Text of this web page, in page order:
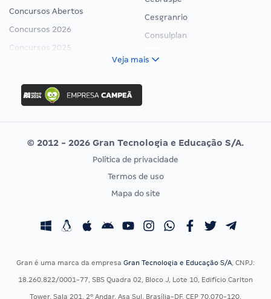
Concursos Abertos
Concursos 2026
Concursos 2025
Concurso Ibama
Concurso MPU
Editais publicados
Cesgranrio
Consulplan
Vunesp
CONCURSOS POR PROFISSÃO
Concursos Fiscais
Concursos Saúde
EXAME DE ORDEM
Calendário OAB
Veja mais
© 2012 - 2026 Gran Tecnologia e Educação S/A.
Política de privacidade
Termos de uso
Mapa do site
Gran é uma marca da empresa Gran Tecnologia e Educação S/A, CNPJ:
18.260.822/0001-77, SBS Quadra 02, Bloco J, Lote 10, Edifício Carlton
Tower, Sala 201, 2º Andar, Asa Sul, Brasília-DF, CEP 70.070-120.